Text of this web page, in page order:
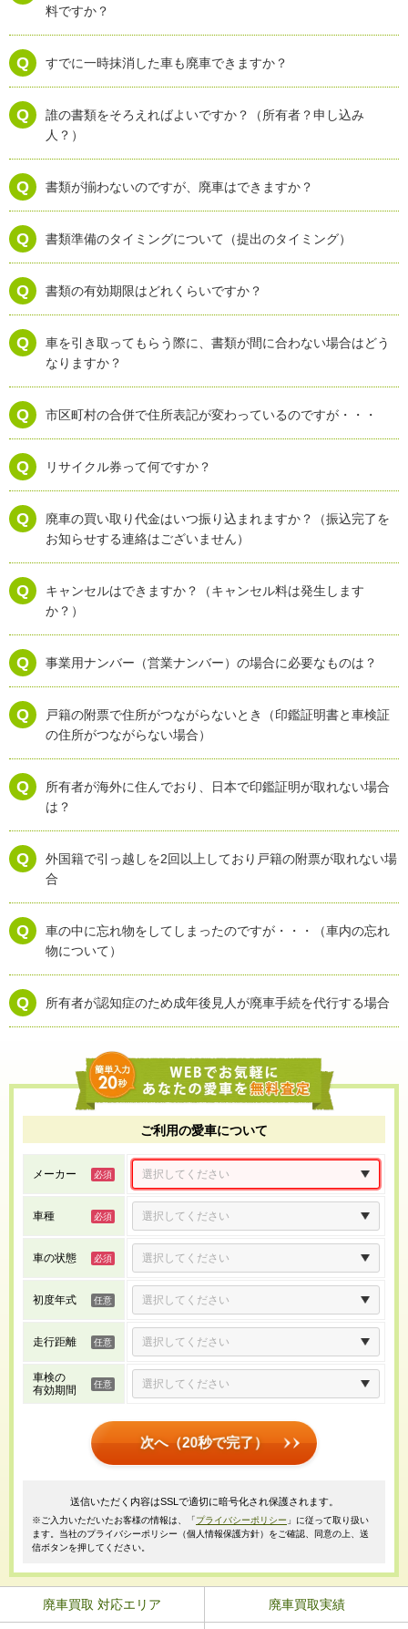
料ですか？
すでに一時抹消した車も廃車できますか？
誰の書類をそろえればよいですか？（所有者？申し込み
人？）
書類が揃わないのですが、廃車はできますか？
書類準備のタイミングについて（提出のタイミング）
書類の有効期限はどれくらいですか？
車を引き取ってもらう際に、書類が間に合わない場合はどう
なりますか？
市区町村の合併で住所表記が変わっているのですが・・・
リサイクル券って何ですか？
廃車の買い取り代金はいつ振り込まれますか？（振込完了を
お知らせする連絡はございません）
キャンセルはできますか？（キャンセル料は発生します
か？）
事業用ナンバー（営業ナンバー）の場合に必要なものは？
戸籍の附票で住所がつながらないとき（印鑑証明書と車検証
の住所がつながらない場合）
所有者が海外に住んでおり、日本で印鑑証明が取れない場合
は？
外国籍で引っ越しを2回以上しており戸籍の附票が取れない場
合
車の中に忘れ物をしてしまったのですが・・・（車内の忘れ
物について）
所有者が認知症のため成年後見人が廃車手続を代行する場合
ご利用の愛車について
メーカー
車種
車の状態
初度年式
走行距離
車検の
有効期間
次へ（20秒で完了）
送信いただく内容はSSLで適切に暗号化され保護されます。
※ご入力いただいたお客様の情報は、「プライバシーポリシー 」に従って取り扱い
ます。当社のプライバシーポリシー（個人情報保護方針）をご確認、同意の上、送
信ボタンを押してください。
廃車買取 対応エリア 廃車買取実績